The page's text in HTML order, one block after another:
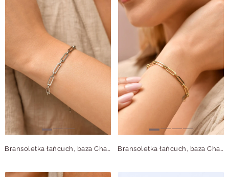
Bransoletka łańcuch, baza Charms, stal S109776S00 Bransoletka łańcuch, baza Charms, stal pozłacana S109776Z00